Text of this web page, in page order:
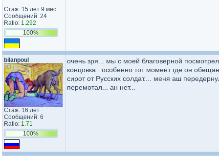
Стаж: 15 лет 9 мес.
Сообщений: 24
Ratio: 1.292
100%
bilanpoul
Стаж: 16 лет
Сообщений: 6
Ratio: 1.71
100%
очень зря... мы с моей благоверной
концовка особенно тот момент где он
сирот от Русских солдат.... меня аш
перемотал... ан нет...